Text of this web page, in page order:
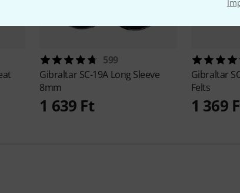
599
Gibraltar SC-19A Long Sleeve
8mm
1 639 Ft
Gibraltar
Felts
1 369